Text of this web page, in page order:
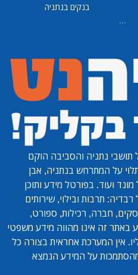
בנקים בנתניה
...
תושבי נתניה והסביבה הוקם
על המתרחש בנתניה, אבן
ועוד. בפורטל מידע ותוכן
תרבות ובילוי, שירותים
חברה, רכילות, ספורט,
באתר זה אינו מהווה מידע משפטי
אין המערכת אחראית בצורה כל
על המידע הנמצא